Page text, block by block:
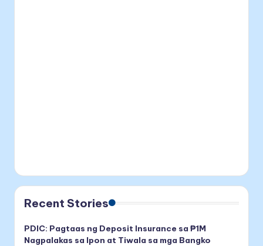
Recent Stories
PDIC: Pagtaas ng Deposit Insurance sa ₱1M
Nagpalakas sa Ipon at Tiwala sa mga Bangko